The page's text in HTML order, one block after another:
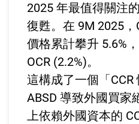
2025 年最值得關注
復甦。在 9M 2025
價格累計攀升 5.6%
OCR (2.2%)。
這構成了一個「CCR
ABSD 導致外國買家
上依賴外國資本的